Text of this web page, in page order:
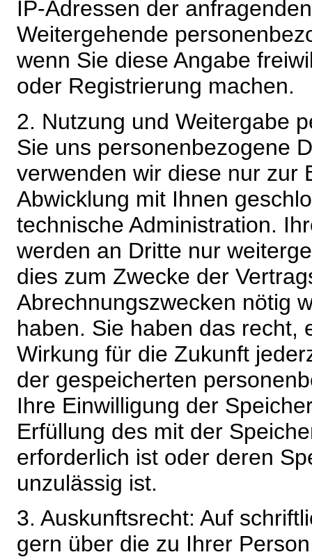
IP-Adressen der
Weitergehende
wenn Sie diese Angabe
oder Registrierung machen.
2. Nutzung und Weitergabe
Sie uns personenbezogene
verwenden wir diese nur zur
Abwicklung mit Ihnen
technische Administration.
werden an Dritte nur
dies zum Zwecke der
Abrechnungszwecken nötig
haben. Sie haben das recht,
Wirkung für die Zukunft
der gespeicherten
Ihre Einwilligung der
Erfüllung des mit der
erforderlich ist oder deren
unzulässig ist.
3. Auskunftsrecht: Auf
gern über die zu Ihrer